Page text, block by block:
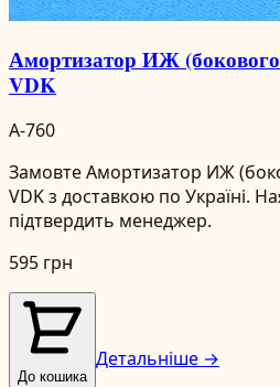
Амортизатор ИЖ
VDK
A-760
Замовте Амортизатор ИЖ
VDK з доставкою по Україні.
підтвердить менеджер.
595 грн
До кошика
Детальніше →